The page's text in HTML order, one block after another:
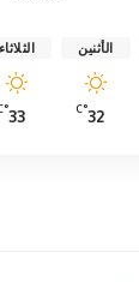
الأثنين
32
°C
الثلاثاء
33
°C